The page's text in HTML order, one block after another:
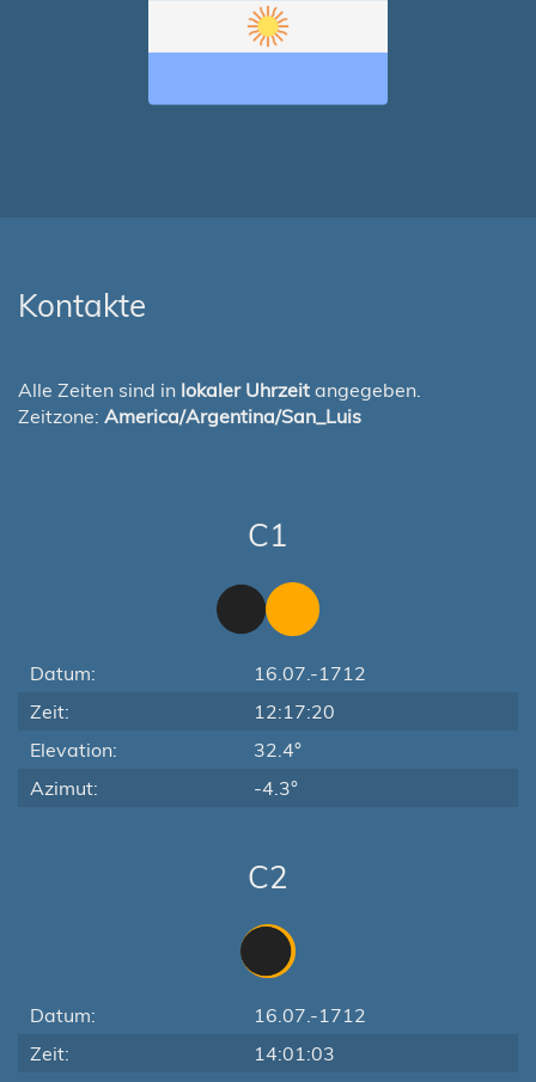
Kontakte
Alle Zeiten sind in lokaler Uhrzeit angegeben.
Zeitzone: America/Argentina/San_Luis
C1
Datum:
16.07.-1712
Zeit:
12:17:20
Elevation:
32.4°
Azimut:
-4.3°
C2
Datum:
16.07.-1712
Zeit:
14:01:03